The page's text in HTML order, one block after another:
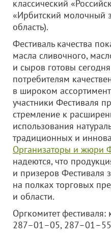
классический
«Ирбитский молочный
область).
Фестиваль качества
масла сливочного,
и сыров готовы
потребителям
в широком
участники Фестиваля
стремление к
использования
традиционных и
Организаторы и жюри
надеются, что
и призеров Фестиваля
на полках торговых
и области.
Оргкомитет
287–01–05,